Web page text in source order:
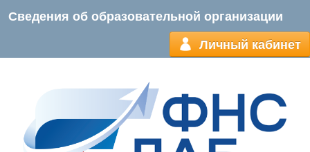
Сведения об образовательной организации
Личный кабинет